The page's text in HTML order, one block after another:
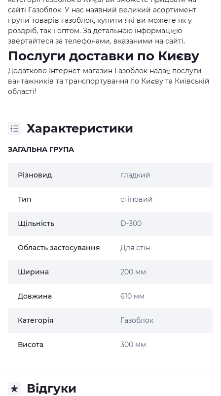
сайті Газоблок. У нас наявний великий асортимент
групи товарів газоблок, купити які ви можете як у
роздріб, так і оптом. За детальною інформацією
звертайтеся за телефонами, вказаними на сайті.
Послуги доставки по Києву
Додатково Інтернет-магазин Газоблок надає послуги
вантажників та транспортування по Києву та Київській
області!
Характеристики
ЗАГАЛЬНА ГРУПА
Різновид гладкий
Тип стіновий
Щільність D-300
Область застосування Для стін
Ширина 200 мм
Довжина 610 мм
Категорія Газоблок
Висота 300 мм
Відгуки